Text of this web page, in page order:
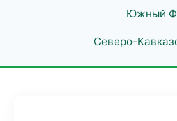
Южный
Северо-